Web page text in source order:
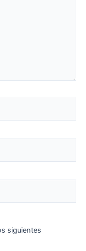
siguientes